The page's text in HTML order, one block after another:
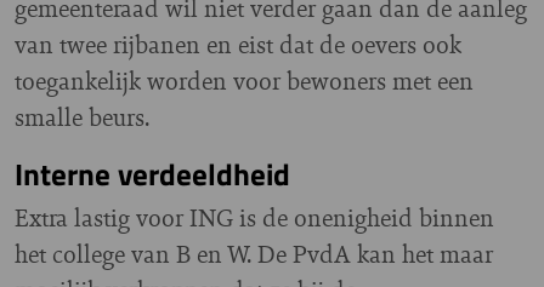
gemeenteraad wil niet verder gaan dan de aanleg
van twee rijbanen en eist dat de oevers ook
toegankelijk worden voor bewoners met een
smalle beurs.
Interne verdeeldheid
Extra lastig voor ING is de onenigheid binnen
het college van B en W. De PvdA kan het maar